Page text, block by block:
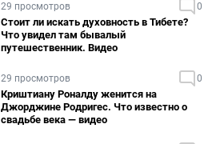
29 просмотров 0
Стоит ли искать духовность в Тибете?
Что увидел там бывалый
путешественник. Видео
29 просмотров 0
Криштиану Роналду женится на
Джорджине Родригес. Что известно о
свадьбе века — видео